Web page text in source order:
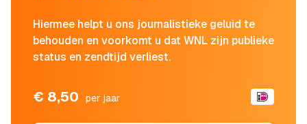
Hiermee helpt u ons journalistieke geluid te
behouden en voorkomt u dat WNL zijn publieke
status en zendtijd verliest.
€ 8,50 per jaar